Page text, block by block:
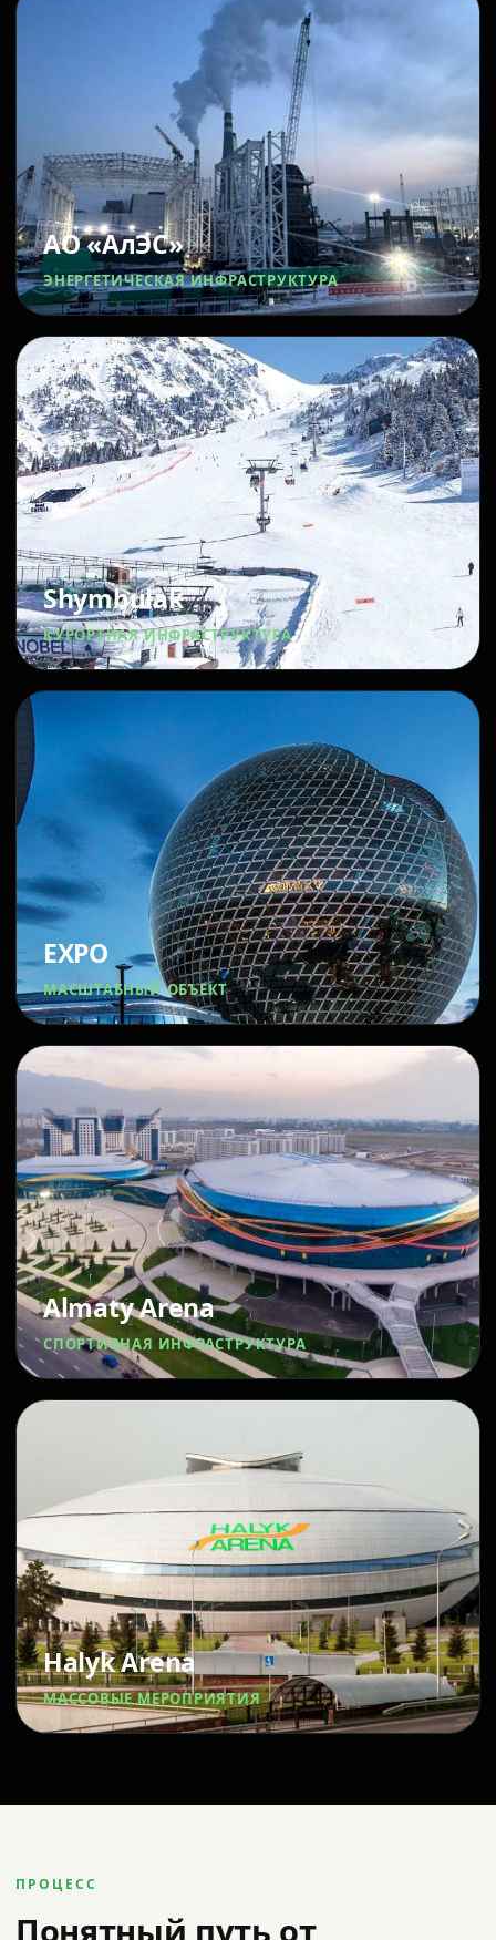
АО «АлЭС»
ЭНЕРГЕТИЧЕСКАЯ ИНФРАСТРУКТУРА
Shymbulak
КУРОРТНАЯ ИНФРАСТРУКТУРА
EXPO
МАСШТАБНЫЙ ОБЪЕКТ
Almaty Arena
СПОРТИВНАЯ ИНФРАСТРУКТУРА
Halyk Arena
МАССОВЫЕ МЕРОПРИЯТИЯ
ПРОЦЕСС
Понятный путь от